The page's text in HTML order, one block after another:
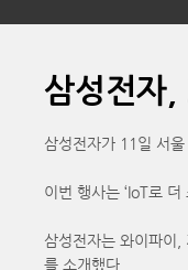
삼성전자,
삼성전자가 11일 서
이번 행사는 ‘IoT로
삼성전자는 와이파이
를 소개했다.